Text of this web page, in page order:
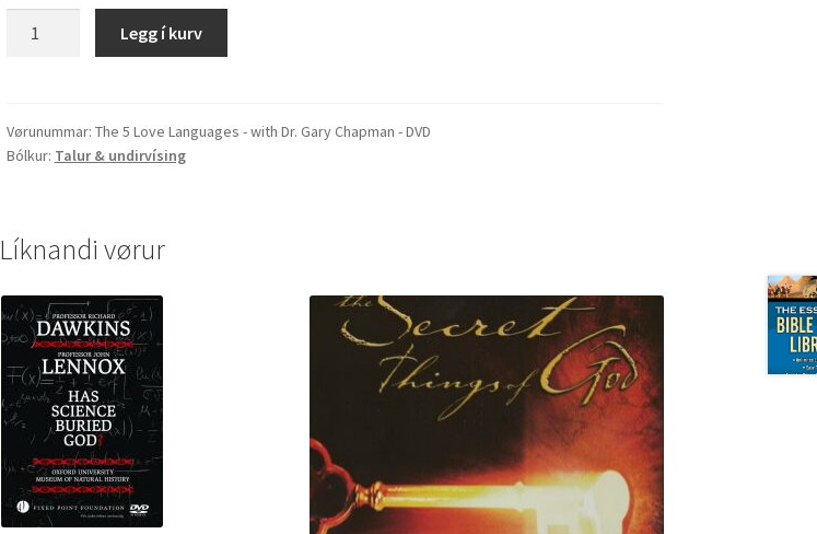
-
with
Chapman
-
DVD
quantity
Legg í kurv
Vørunummar: The 5 Love Languages - with Dr. Gary Chapman - DVD
Bólkur: Talur & undirvísing
Líknandi vørur